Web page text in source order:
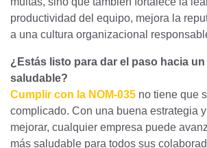
productividad del equipo, mejora la
a una cultura organizacional
¿Estás listo para dar el paso hacia
saludable?
Cumplir con la NOM-035 no tiene que
complicado. Con una buena estrategia
mejorar, cualquier empresa puede
más saludable para todos sus